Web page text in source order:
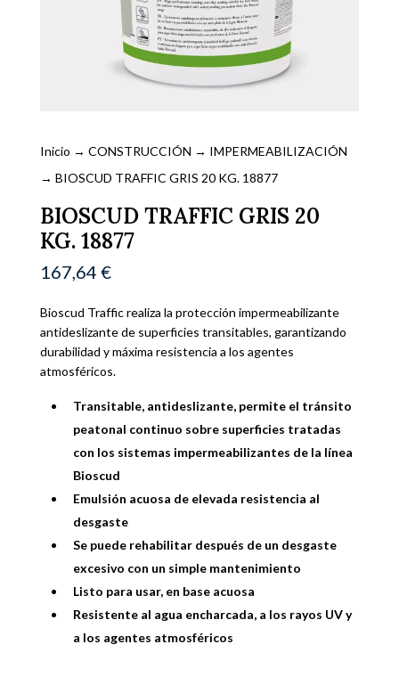
Inicio → CONSTRUCCIÓN → IMPERMEABILIZACIÓN
→ BIOSCUD TRAFFIC GRIS 20 KG. 18877
BIOSCUD TRAFFIC GRIS 20
KG. 18877
167,64 €
Bioscud Traffic realiza la protección impermeabilizante
antideslizante de superficies transitables, garantizando
durabilidad y máxima resistencia a los agentes
atmosféricos.
Transitable, antideslizante, permite el tránsito
peatonal continuo sobre superficies tratadas
con los sistemas impermeabilizantes de la línea
Bioscud
Emulsión acuosa de elevada resistencia al
desgaste
Se puede rehabilitar después de un desgaste
excesivo con un simple mantenimiento
Listo para usar, en base acuosa
Resistente al agua encharcada, a los rayos UV y
a los agentes atmosféricos